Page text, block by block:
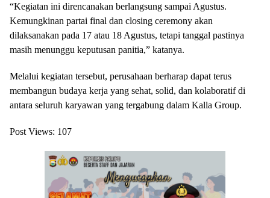
“Kegiatan ini direncanakan berlangsung sampai Agustus.
Kemungkinan partai final dan closing ceremony akan
dilaksanakan pada 17 atau 18 Agustus, tetapi tanggal pastinya
masih menunggu keputusan panitia,” katanya.
Melalui kegiatan tersebut, perusahaan berharap dapat terus
membangun budaya kerja yang sehat, solid, dan kolaboratif di
antara seluruh karyawan yang tergabung dalam Kalla Group.
Post Views: 107